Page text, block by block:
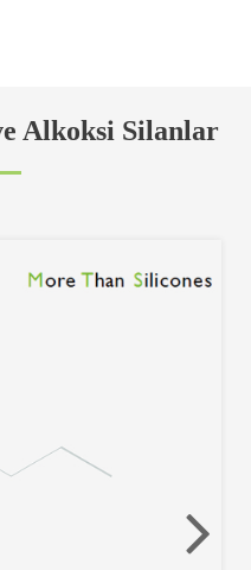
Alkoksi Silanlar